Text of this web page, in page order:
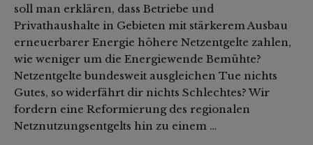
soll man erklären, dass Betriebe und
Privathaushalte in Gebieten mit stärkerem Ausbau
erneuerbarer Energie höhere Netzentgelte zahlen,
wie weniger um die Energiewende Bemühte?
Netzentgelte bundesweit ausgleichen Tue nichts
Gutes, so widerfährt dir nichts Schlechtes? Wir
fordern eine Reformierung des regionalen
Netznutzungsentgelts hin zu einem …